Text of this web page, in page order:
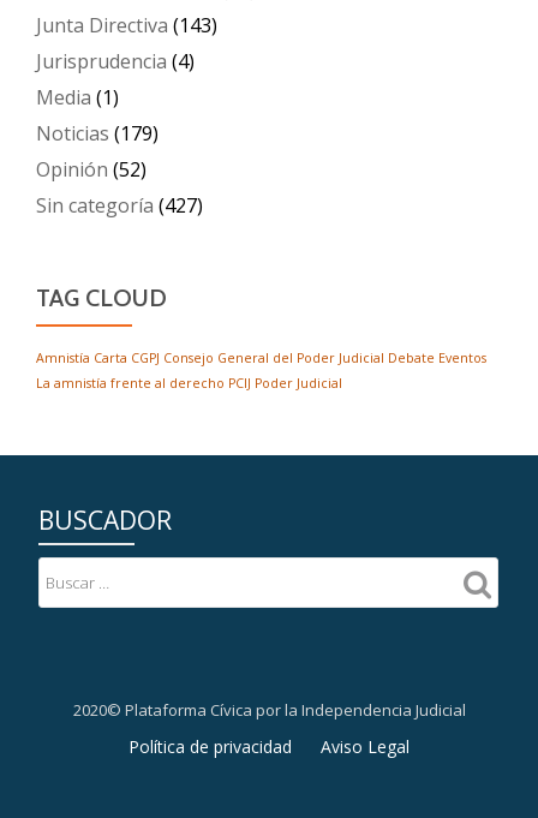
Junta Directiva (143)
Jurisprudencia (4)
Media (1)
Noticias (179)
Opinión (52)
Sin categoría (427)
TAG CLOUD
Amnistía Carta CGPJ Consejo General del Poder Judicial Debate Eventos
La amnistía frente al derecho PCIJ Poder Judicial
BUSCADOR
2020© Plataforma Cívica por la Independencia Judicial
Política de privacidad Aviso Legal